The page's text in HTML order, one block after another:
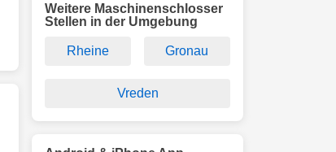
Weitere Maschinenschlosser
Stellen in der Umgebung
Rheine Gronau
Vreden